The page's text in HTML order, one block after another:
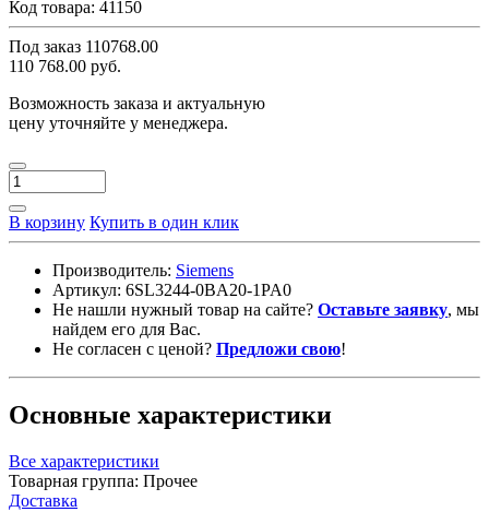
Код товара: 41150
Под заказ 110768.00
110 768.00 руб.
Возможность заказа и актуальную
цену уточняйте у менеджера.
В корзину Купить в один клик
Производитель: Siemens
Артикул: 6SL3244-0BA20-1PA0
Не нашли нужный товар на сайте? Оставьте заявку, мы
найдем его для Вас.
Не согласен с ценой? Предложи свою!
Основные характеристики
Все характеристики
Товарная группа: Прочее
Доставка